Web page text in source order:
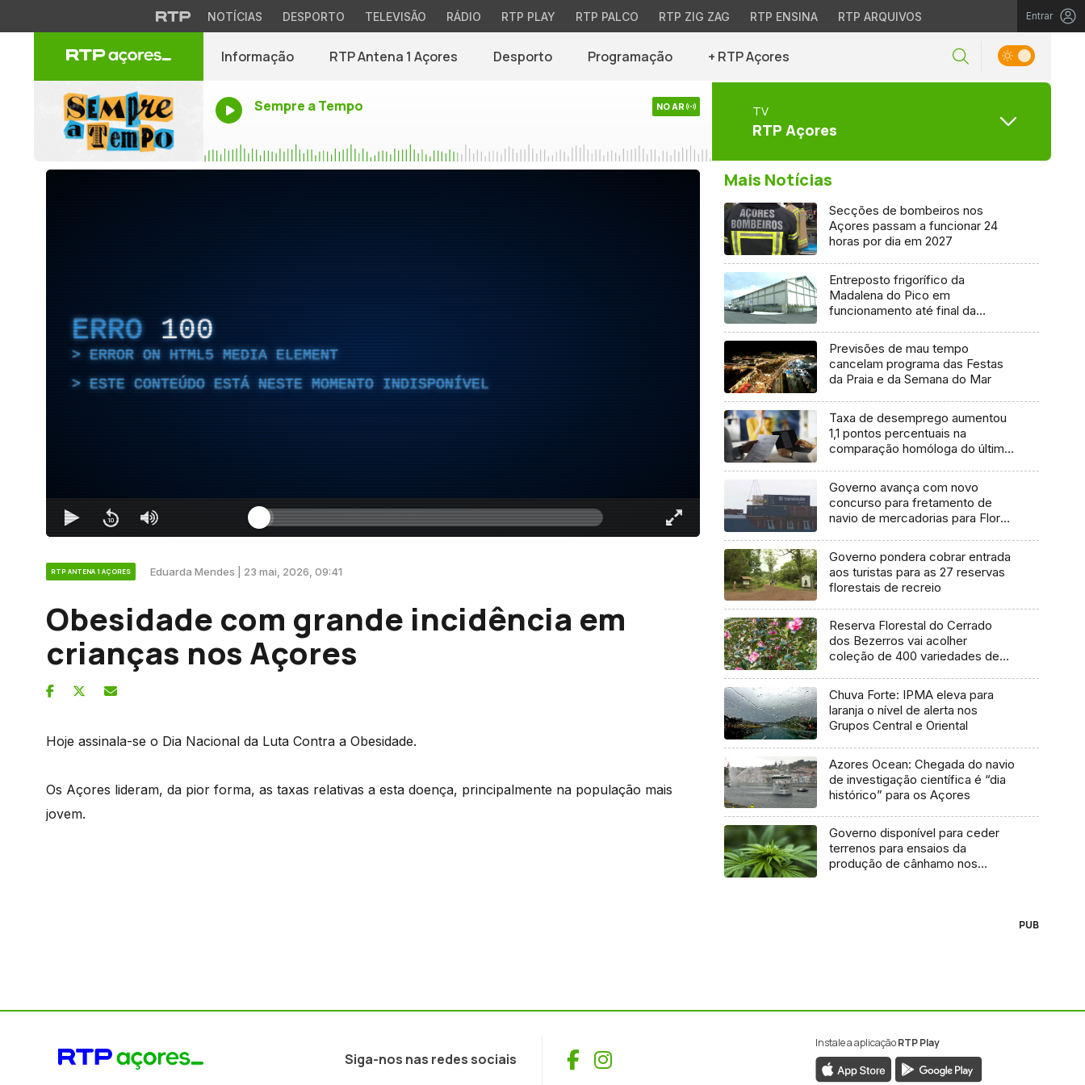
NOTÍCIAS DESPORTO TELEVISÃO RÁDIO RTP PLAY RTP PALCO RTP ZIG ZAG RTP ENSINA RTP ARQUIVOS Entrar
Informação RTP Antena 1 Açores Desporto Programação + RTP Açores
Sempre a Tempo NO AR TV
RTP Açores
ERRO 100
ERROR ON HTML5 MEDIA ELEMENT
ESTE CONTEÚDO ESTÁ NESTE MOMENTO INDISPONÍVEL
RTP ANTENA 1 AÇORES Eduarda Mendes | 23 mai, 2026, 09:41
Obesidade com grande incidência em
crianças nos Açores
Hoje assinala-se o Dia Nacional da Luta Contra a Obesidade.
Os Açores lideram, da pior forma, as taxas relativas a esta doença, principalmente na população mais
jovem.
Mais Notícias
Secções de bombeiros nos
Açores passam a funcionar 24
horas por dia em 2027
Entreposto frigorífico da
Madalena do Pico em
funcionamento até final da
Previsões de mau tempo
cancelam programa das Festas
da Praia e da Semana do Mar
Taxa de desemprego aumentou
1,1 pontos percentuais na
comparação homóloga do último
Governo avança com novo
concurso para fretamento de
navio de mercadorias para Flores
Governo pondera cobrar entrada
aos turistas para as 27 reservas
florestais de recreio
Reserva Florestal do Cerrado
dos Bezerros vai acolher
coleção de 400 variedades de
Chuva Forte: IPMA eleva para
laranja o nível de alerta nos
Grupos Central e Oriental
Azores Ocean: Chegada do navio
de investigação científica é “dia
histórico” para os Açores
Governo disponível para ceder
terrenos para ensaios da
produção de cânhamo nos
PUB
Siga-nos nas redes sociais Facebook
Instagram
Instale a aplicaçãoRTP Play